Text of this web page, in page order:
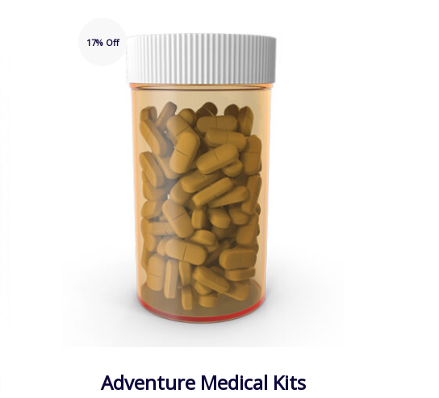
17% Off
Adventure Medical Kits